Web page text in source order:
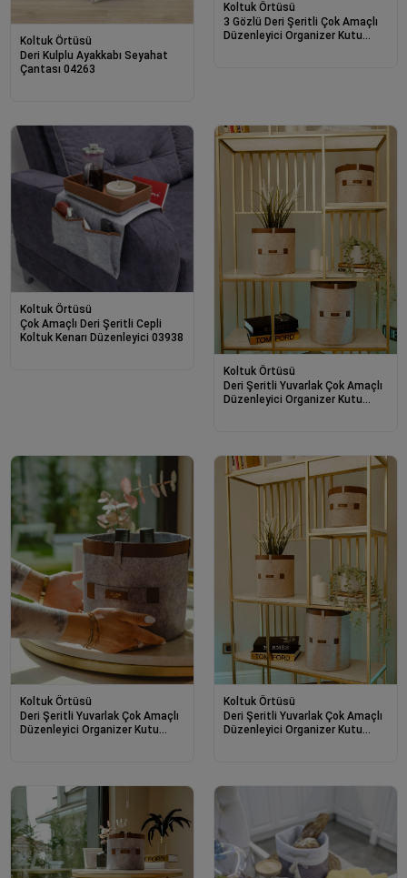
Koltuk Örtüsü
Deri Kulplu Ayakkabı Seyahat
Çantası 04263
Koltuk Örtüsü
3 Gözlü Deri Şeritli Çok Amaçlı
Düzenleyici Organizer Kutu
Koltuk Örtüsü
Çok Amaçlı Deri Şeritli Cepli
Koltuk Kenarı Düzenleyici 03938
Koltuk Örtüsü
Deri Şeritli Yuvarlak Çok Amaçlı
Düzenleyici Organizer Kutu
Koltuk Örtüsü
Deri Şeritli Yuvarlak Çok Amaçlı
Düzenleyici Organizer Kutu
Koltuk Örtüsü
Deri Şeritli Yuvarlak Çok Amaçlı
Düzenleyici Organizer Kutu